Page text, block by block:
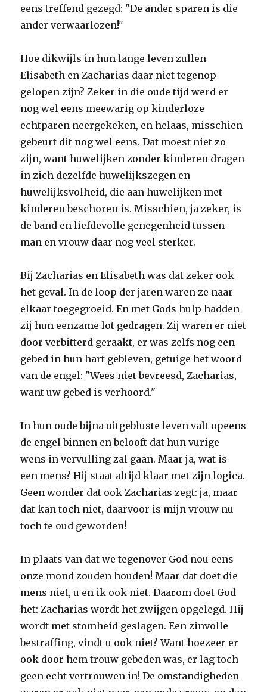
eens treffend gezegd: "De ander sparen is die
ander verwaarlozen!"
Hoe dikwijls in hun lange leven zullen
Elisabeth en Zacharias daar niet tegenop
gelopen zijn? Zeker in die oude tijd werd er
nog wel eens meewarig op kinderloze
echtparen neergekeken, en helaas, misschien
gebeurt dit nog wel eens. Dat moest niet zo
zijn, want huwelijken zonder kinderen dragen
in zich dezelfde huwelijkszegen en
huwelijksvolheid, die aan huwelijken met
kinderen beschoren is. Misschien, ja zeker, is
de band en liefdevolle genegenheid tussen
man en vrouw daar nog veel sterker.
Bij Zacharias en Elisabeth was dat zeker ook
het geval. In de loop der jaren waren ze naar
elkaar toegegroeid. En met Gods hulp hadden
zij hun eenzame lot gedragen. Zij waren er niet
door verbitterd geraakt, er was zelfs nog een
gebed in hun hart gebleven, getuige het woord
van de engel: "Wees niet bevreesd, Zacharias,
want uw gebed is verhoord."
In hun oude bijna uitgebluste leven valt opeens
de engel binnen en belooft dat hun vurige
wens in vervulling zal gaan. Maar ja, wat is
een mens? Hij staat altijd klaar met zijn logica.
Geen wonder dat ook Zacharias zegt: ja, maar
dat kan toch niet, daarvoor is mijn vrouw nu
toch te oud geworden!
In plaats van dat we tegenover God nou eens
onze mond zouden houden! Maar dat doet die
mens niet, u en ik ook niet. Daarom doet God
het: Zacharias wordt het zwijgen opgelegd. Hij
wordt met stomheid geslagen. Een zinvolle
bestraffing, vindt u ook niet? Want hoezeer er
ook door hem trouw gebeden was, er lag toch
geen echt vertrouwen in! De omstandigheden